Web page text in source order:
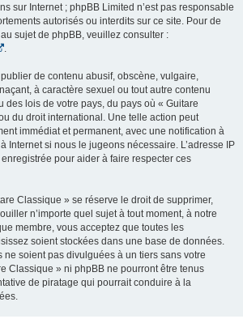
sur Internet ; phpBB Limited n’est pas responsable
autorisés ou interdits sur ce site. Pour de
sujet de phpBB, veuillez consulter :
de contenu abusif, obscène, vulgaire,
à caractère sexuel ou tout autre contenu
des lois de votre pays, du pays où « Guitare
du droit international. Une telle action peut
immédiat et permanent, avec une notification à
Internet si nous le jugeons nécessaire. L’adresse IP
pour aider à faire respecter ces
Classique » se réserve le droit de supprimer,
n’importe quel sujet à tout moment, à notre
membre, vous acceptez que toutes les
soient stockées dans une base de données.
ne soient pas divulguées à un tiers sans votre
Classique » ni phpBB ne pourront être tenus
de piratage qui pourrait conduire à la